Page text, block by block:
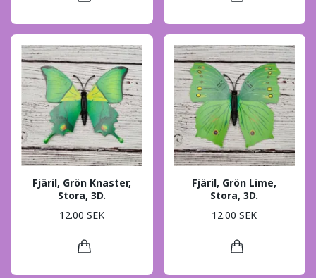
Fjäril, Grön Knaster,
Stora, 3D.
12.00 SEK
Fjäril, Grön Lime,
Stora, 3D.
12.00 SEK